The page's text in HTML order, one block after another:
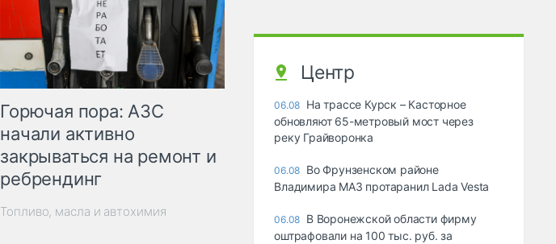
Горючая пора: АЗС
начали активно
закрываться на ремонт и
ребрендинг
Топливо, масла и автохимия
Центр
06.08 На трассе Курск – Касторное
обновляют 65-метровый мост через
реку Грайворонка
06.08 Во Фрунзенском районе
Владимира МАЗ протаранил Lada Vesta
06.08 В Воронежской области фирму
оштрафовали на 100 тыс. руб. за